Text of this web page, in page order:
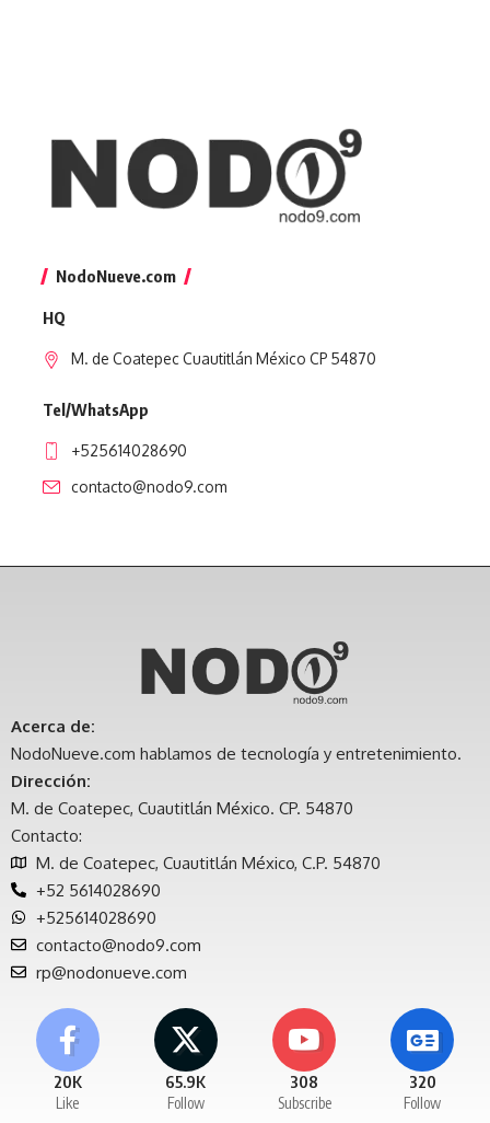
NodoNueve.com
HQ
M. de Coatepec Cuautitlán México CP 54870
Tel/WhatsApp
+525614028690
contacto@nodo9.com
Acerca de:
NodoNueve.com hablamos de tecnología y entretenimiento.
Dirección:
M. de Coatepec, Cuautitlán México. CP. 54870
Contacto:
M. de Coatepec, Cuautitlán México, C.P. 54870
+52 5614028690
+525614028690
contacto@nodo9.com
rp@nodonueve.com
20K
Like
65.9K
Follow
308
Subscribe
320
Follow